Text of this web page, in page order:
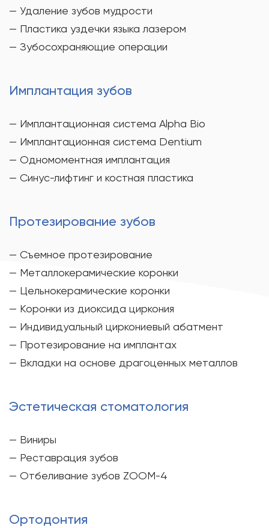
— Удаление зубов мудрости
— Пластика уздечки языка лазером
— Зубосохраняющие операции
Имплантация зубов
— Имплантационная система Alpha Bio
— Имплантационная система Dentium
— Одномоментная имплантация
— Синус-лифтинг и костная пластика
Протезирование зубов
— Съемное протезирование
— Металлокерамические коронки
— Цельнокерамические коронки
— Коронки из диоксида циркония
— Индивидуальный циркониевый абатмент
— Протезирование на имплантах
— Вкладки на основе драгоценных металлов
Эстетическая стоматология
— Виниры
— Реставрация зубов
— Отбеливание зубов ZOOM-4
Ортодонтия